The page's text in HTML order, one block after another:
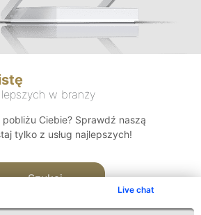
Live chat
w branży
Ciebie? Sprawdź naszą
tylko z usług najlepszych!
Szukaj